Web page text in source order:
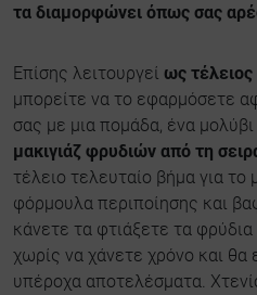
τα διαμορφώνει όπως σας
Επίσης λειτουργεί ως
μπορείτε να το εφαρμόσετε
σας με μια πομάδα, ένα
μακιγιάζ φρυδιών από τη
τέλειο τελευταίο βήμα για το
φόρμουλα περιποίησης και
κάνετε τα φτιάξετε τα
χωρίς να χάνετε χρόνο και θα
υπέροχα αποτελέσματα.